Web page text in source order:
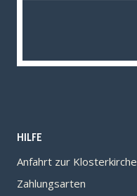
HILFE
Anfahrt zur Klosterkirche
Zahlungsarten